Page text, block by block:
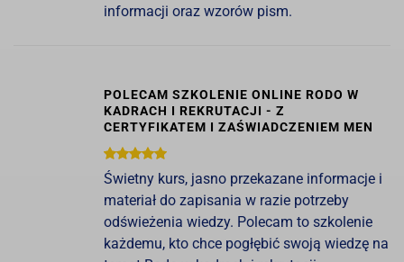
informacji oraz wzorów pism.
POLECAM SZKOLENIE ONLINE RODO W
KADRACH I REKRUTACJI - Z
CERTYFIKATEM I ZAŚWIADCZENIEM MEN
Świetny kurs, jasno przekazane informacje i
materiał do zapisania w razie potrzeby
odświeżenia wiedzy. Polecam to szkolenie
każdemu, kto chce pogłębić swoją wiedzę na